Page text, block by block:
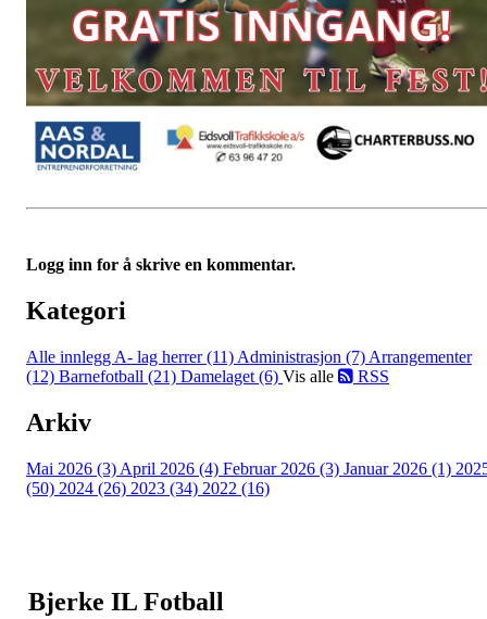
Logg inn for å skrive en kommentar.
Kategori
Alle innlegg A- lag herrer (11) Administrasjon (7) Arrangementer
(12) Barnefotball (21) Damelaget (6) Vis alle RSS
Arkiv
Mai 2026 (3) April 2026 (4) Februar 2026 (3) Januar 2026 (1)
(50) 2024 (26) 2023 (34) 2022 (16)
Bjerke IL Fotball